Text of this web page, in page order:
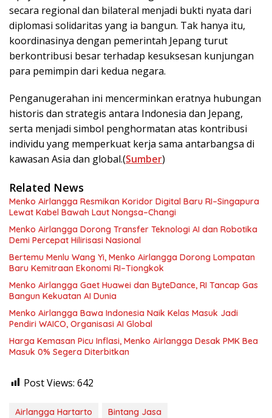
secara regional dan bilateral menjadi bukti nyata dari
diplomasi solidaritas yang ia bangun. Tak hanya itu,
koordinasinya dengan pemerintah Jepang turut
berkontribusi besar terhadap kesuksesan kunjungan
para pemimpin dari kedua negara.
Penganugerahan ini mencerminkan eratnya hubungan
historis dan strategis antara Indonesia dan Jepang,
serta menjadi simbol penghormatan atas kontribusi
individu yang memperkuat kerja sama antarbangsa di
kawasan Asia dan global.(Sumber)
Related News
Menko Airlangga Resmikan Koridor Digital Baru RI–Singapura
Lewat Kabel Bawah Laut Nongsa–Changi
Menko Airlangga Dorong Transfer Teknologi AI dan Robotika
Demi Percepat Hilirisasi Nasional
Bertemu Menlu Wang Yi, Menko Airlangga Dorong Lompatan
Baru Kemitraan Ekonomi RI–Tiongkok
Menko Airlangga Gaet Huawei dan ByteDance, RI Tancap Gas
Bangun Kekuatan AI Dunia
Menko Airlangga Bawa Indonesia Naik Kelas Masuk Jadi
Pendiri WAICO, Organisasi AI Global
Harga Kemasan Picu Inflasi, Menko Airlangga Desak PMK Bea
Masuk 0% Segera Diterbitkan
Post Views: 642
Airlangga Hartarto
Bintang Jasa